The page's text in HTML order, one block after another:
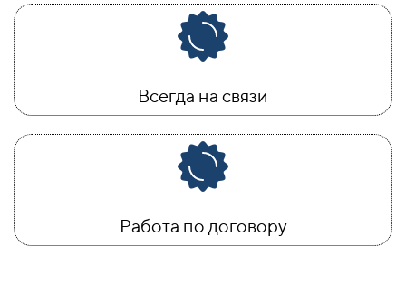
Всегда на связи
Работа по договору